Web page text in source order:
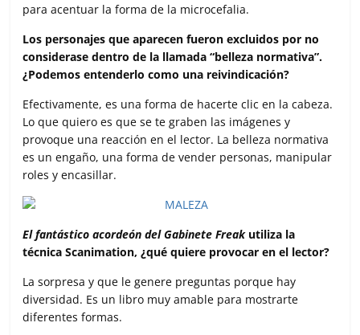
para acentuar la forma de la microcefalia.
Los personajes que aparecen fueron excluidos por no
considerase dentro de la llamada “belleza normativa”.
¿Podemos entenderlo como una reivindicación?
Efectivamente, es una forma de hacerte clic en la cabeza.
Lo que quiero es que se te graben las imágenes y
provoque una reacción en el lector. La belleza normativa
es un engaño, una forma de vender personas, manipular
roles y encasillar.
El fantástico acordeón del Gabinete Freakutiliza la
técnica Scanimation, ¿qué quiere provocar en el lector?
La sorpresa y que le genere preguntas porque hay
diversidad. Es un libro muy amable para mostrarte
diferentes formas.